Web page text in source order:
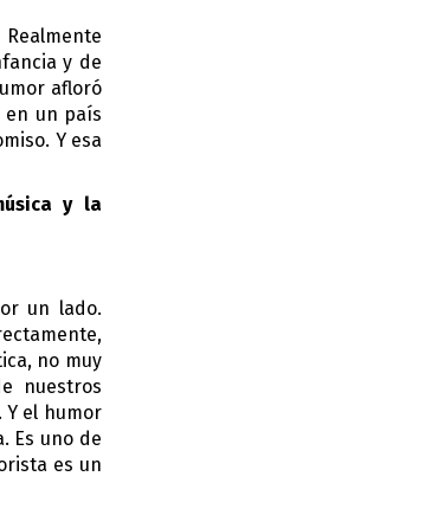
y de
afloró
en un país
Y esa
y la
un lado.
no muy
nuestros
el humor
Es uno de
es un